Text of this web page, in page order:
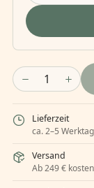
1
Lieferzeit
ca. 2–5
Versand
Ab 249 €